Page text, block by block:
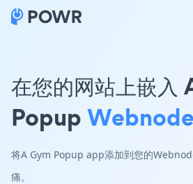
在您的网站上嵌入
PopupWebnode
将A Gym Popup app添加到您的
痛。